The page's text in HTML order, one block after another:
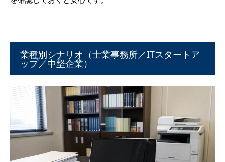
業種別シナリオ（士業事務所／ITスタートア
ップ／中堅企業）